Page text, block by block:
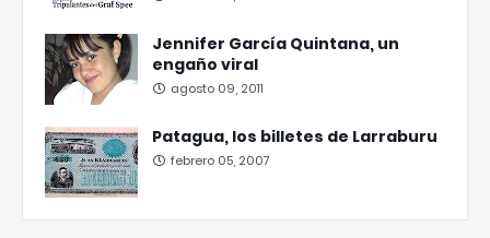
Jennifer García Quintana, un
engaño viral
agosto 09, 2011
Patagua, los billetes de Larraburu
febrero 05, 2007